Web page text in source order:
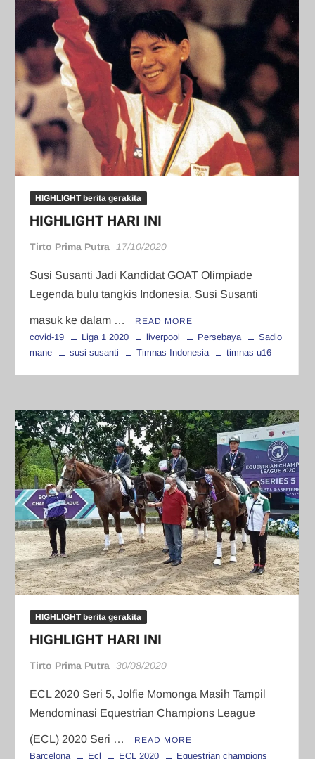
HIGHLIGHT berita gerakita
HIGHLIGHT HARI INI
Tirto Prima Putra 17/10/2020
Susi Susanti Jadi Kandidat GOAT Olimpiade
Legenda bulu tangkis Indonesia, Susi Susanti
masuk ke dalam … READ MORE
covid-19 Liga 1 2020 liverpool Persebaya
Sadio
mane
susi susanti Timnas Indonesia timnas u16
HIGHLIGHT berita gerakita
HIGHLIGHT HARI INI
Tirto Prima Putra 30/08/2020
ECL 2020 Seri 5, Jolfie Momonga Masih Tampil
Mendominasi Equestrian Champions League
(ECL) 2020 Seri … READ MORE
Barcelona Ecl ECL 2020
Equestrian champions